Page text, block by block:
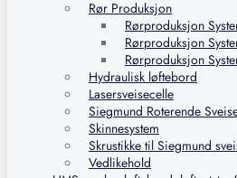
Rør Produksjon
Rørproduksjon
Rørproduksjon
Rørproduksjon
Hydraulisk løftebord
Lasersveisecelle
Siegmund Roterende
Skinnesystem
Skrustikke til Siegmund
Vedlikehold